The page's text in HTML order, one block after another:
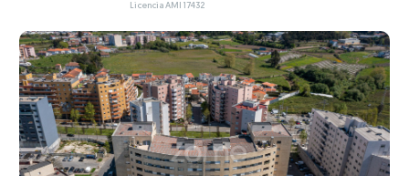
Licencia AMI 17432